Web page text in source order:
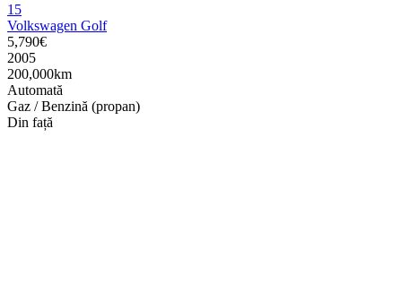
15
Volkswagen Golf
5,790€
2005
200,000km
Automată
Gaz / Benzină (propan)
Din față